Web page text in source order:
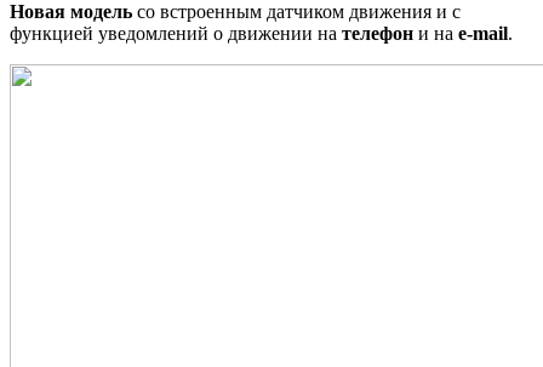
Новая модель со встроенным датчиком движения и с
функцией уведомлений о движении на телефон и на e-mail.